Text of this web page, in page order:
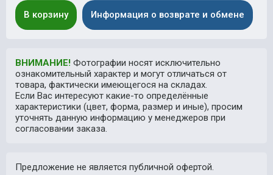
В корзину Информация о возврате и обмене
ВНИМАНИЕ! Фотографии носят исключительно
ознакомительный характер и могут отличаться от
товара, фактически имеющегося на складах.
Если Вас интересуют какие-то определённые
характеристики (цвет, форма, размер и иные), просим
уточнять данную информацию у менеджеров при
согласовании заказа.
Предложение не является публичной офертой.